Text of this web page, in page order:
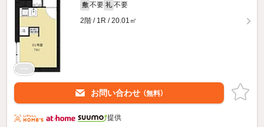
敷 不要 礼 不要
2階 / 1R / 20.01㎡
お問い合わせ （無料）
提供